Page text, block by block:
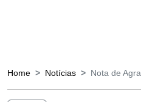
Home Notícias Nota de